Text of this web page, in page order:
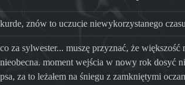
kurde, znów to uczucie niewykorzystanego
co za sylwester... muszę przyznać, że większość
nieobecna. moment wejścia w nowy rok dosyć
psa, za to leżałem na śniegu z zamkniętymi